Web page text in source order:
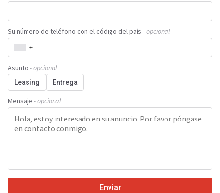
Su número de teléfono con el código del país - opcional
+
Asunto - opcional
Leasing Entrega
Mensaje - opcional
Enviar